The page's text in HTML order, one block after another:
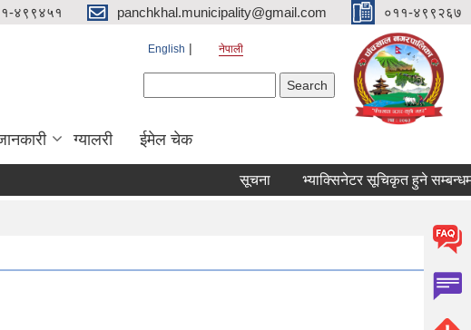
४९९४५१ panchkhal.municipality@gmail.com ०११-४९९२६७
English नेपाली
ग्यालरी ईमेल चेक
सूचना भ्याक्सिनेटर सूचिकृत हुने सम्बन्धमा।